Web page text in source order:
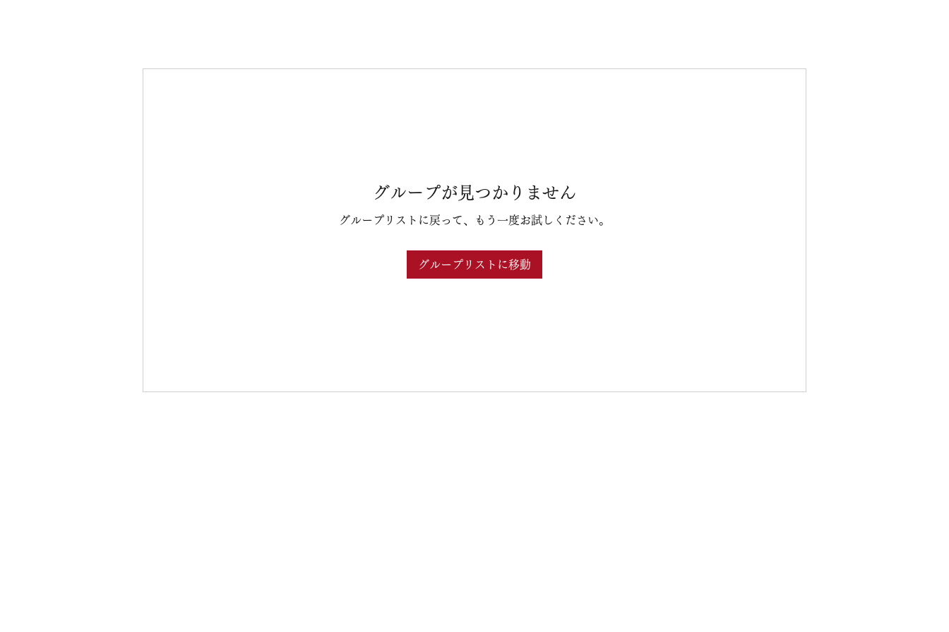
グループが見つかりません
グループリストに戻って、もう一度お試しください。
グループリストに移動